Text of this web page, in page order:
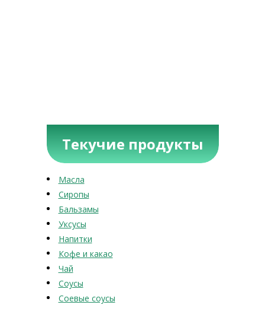
Текучие продукты
Масла
Сиропы
Бальзамы
Уксусы
Напитки
Кофе и какао
Чай
Соусы
Соевые соусы